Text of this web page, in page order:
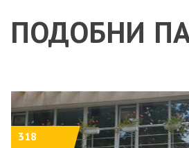
ПОДОБНИ
318
ПРО 60+ В ХОТЕЛ
МИНЕРАЛНИ БАНИ
8.9 - 13.09.2026 (5 нощувки)